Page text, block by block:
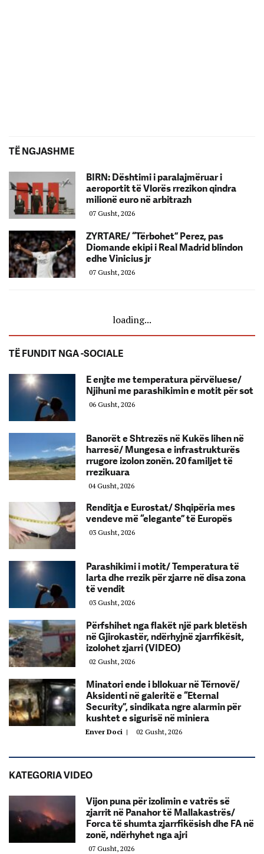
TË NGJASHME
BIRN: Dështimi i paralajmëruar i
aeroportit të Vlorës rrezikon qindra
milionë euro në arbitrazh
07 Gusht, 2026
ZYRTARE/ “Tërbohet” Perez, pas
Diomande ekipi i Real Madrid blindon
edhe Vinicius jr
07 Gusht, 2026
loading...
TË FUNDIT NGA -SOCIALE
E enjte me temperatura përvëluese/
Njihuni me parashikimin e motit për sot
06 Gusht, 2026
Banorët e Shtrezës në Kukës lihen në
harresë/ Mungesa e infrastrukturës
rrugore izolon zonën. 20 familjet të
rrezikuara
04 Gusht, 2026
Renditja e Eurostat/ Shqipëria mes
vendeve më “elegante” të Europës
03 Gusht, 2026
Parashikimi i motit/ Temperatura të
larta dhe rrezik për zjarre në disa zona
të vendit
03 Gusht, 2026
Përfshihet nga flakët një park bletësh
në Gjirokastër, ndërhyjnë zjarrfikësit,
izolohet zjarri (VIDEO)
02 Gusht, 2026
Minatori ende i bllokuar në Tërnovë/
Aksidenti në galeritë e “Eternal
Security”, sindikata ngre alarmin për
kushtet e sigurisë në miniera
Enver Doci | 02 Gusht, 2026
KATEGORIA VIDEO
Vijon puna për izolimin e vatrës së
zjarrit në Panahor të Mallakastrës/
Forca të shumta zjarrfikësish dhe FA në
zonë, ndërhyhet nga ajri
07 Gusht, 2026